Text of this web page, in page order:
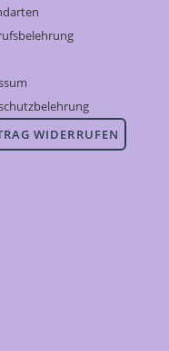
WIDERRUFEN